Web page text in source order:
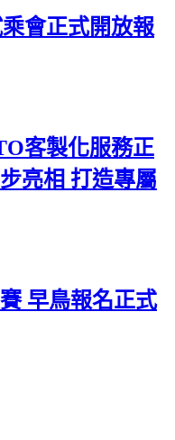
會正式開放報
客製化服務正
亮相 打造專屬
早鳥報名正式